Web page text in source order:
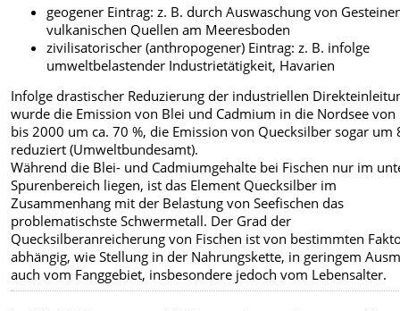
geogener Eintrag: z. B. durch Auswaschung von
vulkanischen Quellen am Meeresboden
zivilisatorischer (anthropogener) Eintrag: z. B. infolge
umweltbelastender Industrietätigkeit, Havarien
Infolge drastischer Reduzierung der industriellen
wurde die Emission von Blei und Cadmium in die Nordsee
bis 2000 um ca. 70 %, die Emission von Quecksilber sogar um
reduziert (Umweltbundesamt).
Während die Blei- und Cadmiumgehalte bei Fischen nur im
Spurenbereich liegen, ist das Element Quecksilber im
Zusammenhang mit der Belastung von Seefischen das
problematischste Schwermetall. Der Grad der
Quecksilberanreicherung von Fischen ist von bestimmten
abhängig, wie Stellung in der Nahrungskette, in geringem
auch vom Fanggebiet, insbesondere jedoch vom Lebensalter.